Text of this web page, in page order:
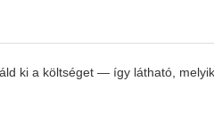
ki a költséget — így látható, melyik